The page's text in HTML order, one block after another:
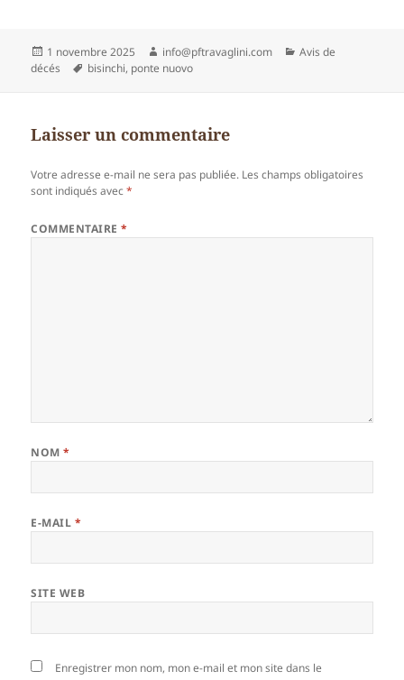
Publié
le
1 novembre 2025 Auteur
info@pftravaglini.com Catégories
Avis de
décés
Mots-
bisinchi, ponte nuovo
Laisser un commentaire
Votre adresse e-mail ne sera pas publiée. Les champs obligatoires
sont indiqués avec*
COMMENTAIRE*
NOM*
E-MAIL *
SITE WEB
Enregistrer mon nom, mon e-mail et mon site dans le